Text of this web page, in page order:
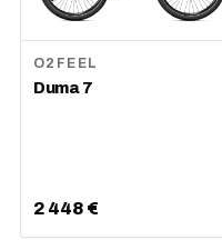
O2FEEL
Duma 7
2 448 €